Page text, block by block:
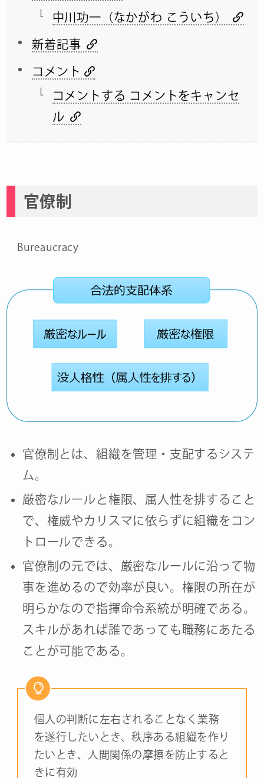
中川功一（なかがわ こういち）
新着記事
コメント
コメントする コメントをキャンセ
ル
官僚制
Bureaucracy
官僚制とは、組織を管理・支配するシステ
ム。
厳密なルールと権限、属人性を排すること
で、権威やカリスマに依らずに組織をコン
トロールできる。
官僚制の元では、厳密なルールに沿って物
事を進めるので効率が良い。権限の所在が
明らかなので指揮命令系統が明確である。
スキルがあれば誰であっても職務にあたる
ことが可能である。
個人の判断に左右されることなく業務
を遂行したいとき、秩序ある組織を作り
たいとき、人間関係の摩擦を防止すると
きに有効